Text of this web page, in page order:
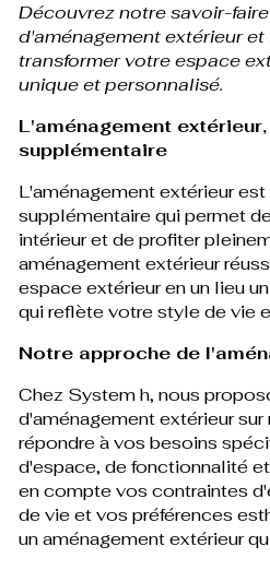
Découvrez notre savoir-
d'aménagement extérieur
transformer votre espace
unique et personnalisé.
L'aménagement
supplémentaire
L'aménagement extérieur
supplémentaire qui permet
intérieur et de profiter
aménagement extérieur
espace extérieur en un lieu
qui reflète votre style de vie
Notre approche de
Chez System h, nous
d'aménagement extérieur
répondre à vos besoins
d'espace, de fonctionnalité
en compte vos contraintes
de vie et vos préférences
un aménagement extérieur